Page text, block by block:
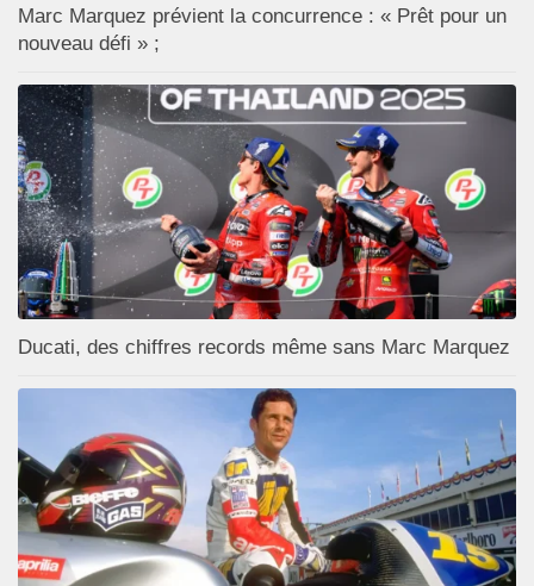
Marc Marquez prévient la concurrence : « Prêt pour un
nouveau défi » ;
Ducati, des chiffres records même sans Marc Marquez